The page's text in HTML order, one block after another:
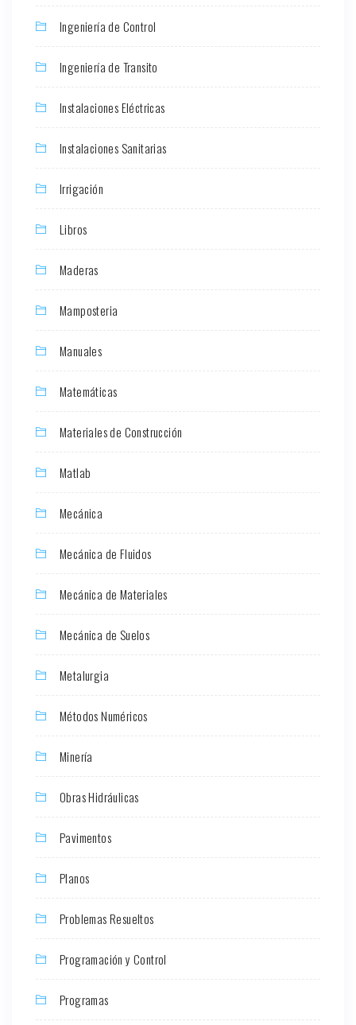
Ingeniería de Control
Ingeniería de Transito
Instalaciones Eléctricas
Instalaciones Sanitarias
Irrigación
Libros
Maderas
Mamposteria
Manuales
Matemáticas
Materiales de Construcción
Matlab
Mecánica
Mecánica de Fluidos
Mecánica de Materiales
Mecánica de Suelos
Metalurgia
Métodos Numéricos
Minería
Obras Hidráulicas
Pavimentos
Planos
Problemas Resueltos
Programación y Control
Programas